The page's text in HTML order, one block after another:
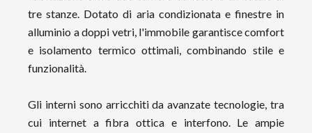
tre stanze. Dotato di aria condizionata e finestre in
alluminio a doppi vetri, l'immobile garantisce comfort
e isolamento termico ottimali, combinando stile e
funzionalità.
Gli interni sono arricchiti da avanzate tecnologie, tra
cui internet a fibra ottica e interfono. Le ampie